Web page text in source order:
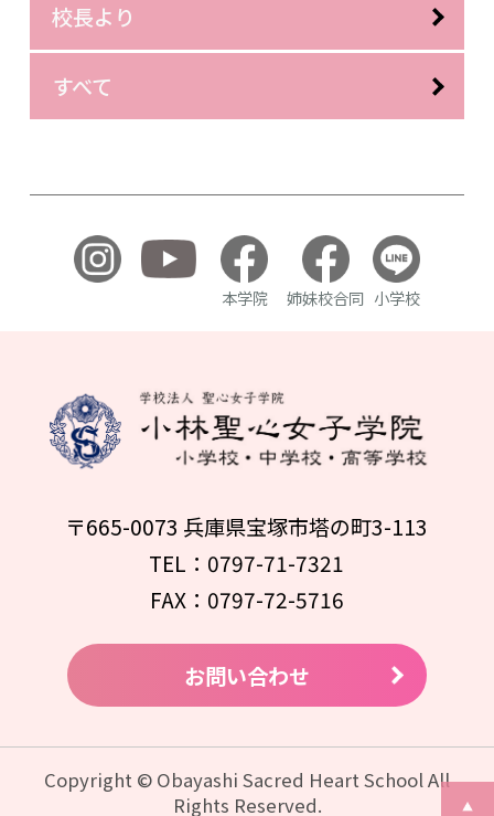
校長より
すべて
本学院 姉妹校合同 小学校
〒665-0073 兵庫県宝塚市塔の町3-113
TEL：0797-71-7321
FAX：0797-72-5716
お問い合わせ
Copyright © Obayashi Sacred Heart School All
Rights Reserved.